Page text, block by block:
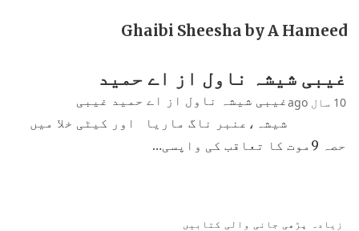
Ghaibi Sheesha by A Hameed
غیبی شیشہ ناول از اے حمید
10 سال ago
غیبی شیشہ ناول از اے حمید غیبی
شیشہ،عنبر ناگ ماریا اور کیٹی خلا میں
حصہ 9موت کا تعاقب کی واپسی…
زیادہ پڑھی جانی والی کتابیں